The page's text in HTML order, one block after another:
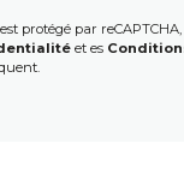
protégé par reCAPTCHA,
et es